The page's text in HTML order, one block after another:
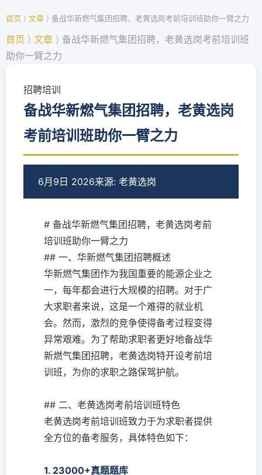
首页 ⟩ 文章 ⟩ 备战华新燃气集团招聘，老黄选岗考前培训班助你一臂之力
首页 ⟩ 文章 ⟩ 备战华新燃气集团招聘，老黄选岗考前培训班
助你一臂之力
招聘培训
备战华新燃气集团招聘，老黄选岗
考前培训班助你一臂之力
6月9日 2026来源: 老黄选岗
# 备战华新燃气集团招聘，老黄选岗考前
培训班助你一臂之力
## 一、华新燃气集团招聘概述
华新燃气集团作为我国重要的能源企业之
一，每年都会进行大规模的招聘。对于广
大求职者来说，这是一个难得的就业机
会。然而，激烈的竞争使得备考过程变得
异常艰难。为了帮助求职者更好地备战华
新燃气集团招聘，老黄选岗特开设考前培
训班，为你的求职之路保驾护航。
## 二、老黄选岗考前培训班特色
老黄选岗考前培训班致力于为求职者提供
全方位的备考服务，具体特色如下：
1. 23000+真题题库